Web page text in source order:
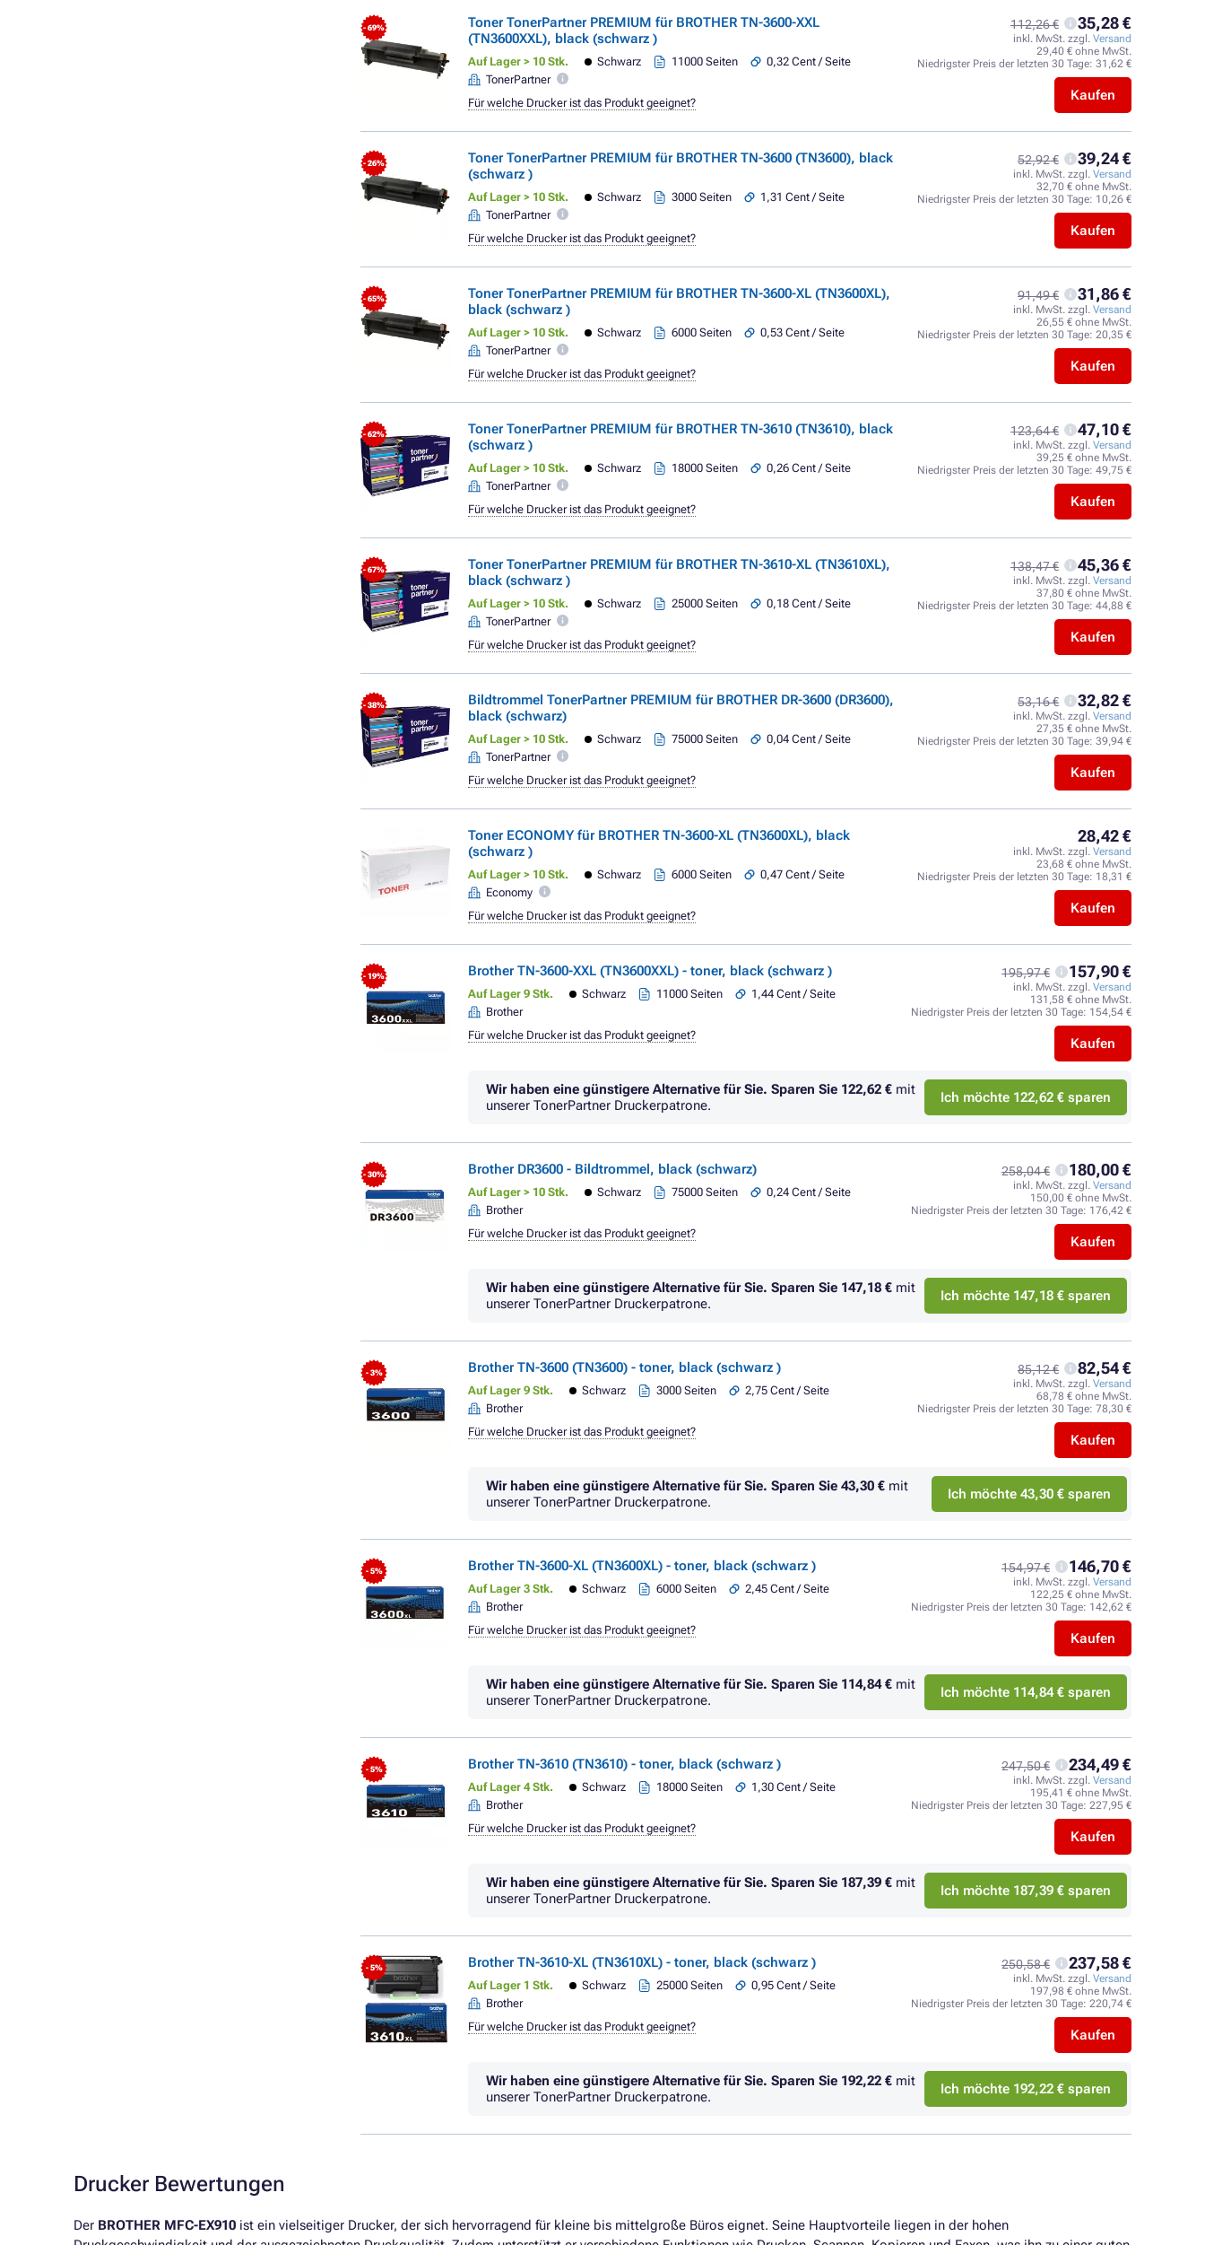
- 69%
Toner TonerPartner PREMIUM für BROTHER TN-3600-XXL
(TN3600XXL), black (schwarz )
Auf Lager > 10 Stk. Schwarz 11000 Seiten
0,32 Cent / Seite
TonerPartner
112,26 € 35,28 €
inkl. MwSt. zzgl. Versand
29,40 € ohne MwSt.
Niedrigster Preis der letzten 30 Tage: 31,62 €
Kaufen
Für welche Drucker ist das Produkt geeignet?
- 26%
Toner TonerPartner PREMIUM für BROTHER TN-3600 (TN3600), black
(schwarz )
Auf Lager > 10 Stk. Schwarz 3000 Seiten
1,31 Cent / Seite
TonerPartner
52,92 € 39,24 €
inkl. MwSt. zzgl. Versand
32,70 € ohne MwSt.
Niedrigster Preis der letzten 30 Tage: 10,26 €
Kaufen
Für welche Drucker ist das Produkt geeignet?
- 65%
Toner TonerPartner PREMIUM für BROTHER TN-3600-XL (TN3600XL),
black (schwarz )
Auf Lager > 10 Stk. Schwarz 6000 Seiten
0,53 Cent / Seite
TonerPartner
91,49 € 31,86 €
inkl. MwSt. zzgl. Versand
26,55 € ohne MwSt.
Niedrigster Preis der letzten 30 Tage: 20,35 €
Kaufen
Für welche Drucker ist das Produkt geeignet?
- 62%
Toner TonerPartner PREMIUM für BROTHER TN-3610 (TN3610), black
(schwarz )
Auf Lager > 10 Stk. Schwarz 18000 Seiten
0,26 Cent / Seite
TonerPartner
123,64 € 47,10 €
inkl. MwSt. zzgl. Versand
39,25 € ohne MwSt.
Niedrigster Preis der letzten 30 Tage: 49,75 €
Kaufen
Für welche Drucker ist das Produkt geeignet?
- 67%
Toner TonerPartner PREMIUM für BROTHER TN-3610-XL (TN3610XL),
black (schwarz )
Auf Lager > 10 Stk. Schwarz 25000 Seiten
0,18 Cent / Seite
TonerPartner
138,47 € 45,36 €
inkl. MwSt. zzgl. Versand
37,80 € ohne MwSt.
Niedrigster Preis der letzten 30 Tage: 44,88 €
Kaufen
Für welche Drucker ist das Produkt geeignet?
- 38%
Bildtrommel TonerPartner PREMIUM für BROTHER DR-3600 (DR3600),
black (schwarz)
Auf Lager > 10 Stk. Schwarz 75000 Seiten
0,04 Cent / Seite
TonerPartner
53,16 € 32,82 €
inkl. MwSt. zzgl. Versand
27,35 € ohne MwSt.
Niedrigster Preis der letzten 30 Tage: 39,94 €
Kaufen
Für welche Drucker ist das Produkt geeignet?
Toner ECONOMY für BROTHER TN-3600-XL (TN3600XL), black
(schwarz )
Auf Lager > 10 Stk. Schwarz 6000 Seiten
0,47 Cent / Seite
Economy
28,42 €
inkl. MwSt. zzgl. Versand
23,68 € ohne MwSt.
Niedrigster Preis der letzten 30 Tage: 18,31 €
Kaufen
Für welche Drucker ist das Produkt geeignet?
- 19% Brother TN-3600-XXL (TN3600XXL) - toner, black (schwarz )
Auf Lager 9 Stk. Schwarz 11000 Seiten
1,44 Cent / Seite
Brother
195,97 € 157,90 €
inkl. MwSt. zzgl. Versand
131,58 € ohne MwSt.
Niedrigster Preis der letzten 30 Tage: 154,54 €
Kaufen
Für welche Drucker ist das Produkt geeignet?
Wir haben eine günstigere Alternative für Sie. Sparen Sie 122,62 € mit
unserer TonerPartner Druckerpatrone.
Ich möchte 122,62 € sparen
- 30% Brother DR3600 - Bildtrommel, black (schwarz)
Auf Lager > 10 Stk. Schwarz 75000 Seiten
0,24 Cent / Seite
Brother
258,04 € 180,00 €
inkl. MwSt. zzgl. Versand
150,00 € ohne MwSt.
Niedrigster Preis der letzten 30 Tage: 176,42 €
Kaufen
Für welche Drucker ist das Produkt geeignet?
Wir haben eine günstigere Alternative für Sie. Sparen Sie 147,18 € mit
unserer TonerPartner Druckerpatrone.
Ich möchte 147,18 € sparen
- 3% Brother TN-3600 (TN3600) - toner, black (schwarz )
Auf Lager 9 Stk. Schwarz 3000 Seiten
2,75 Cent / Seite
Brother
85,12 € 82,54 €
inkl. MwSt. zzgl. Versand
68,78 € ohne MwSt.
Niedrigster Preis der letzten 30 Tage: 78,30 €
Kaufen
Für welche Drucker ist das Produkt geeignet?
Wir haben eine günstigere Alternative für Sie. Sparen Sie 43,30 € mit
unserer TonerPartner Druckerpatrone.
Ich möchte 43,30 € sparen
- 5% Brother TN-3600-XL (TN3600XL) - toner, black (schwarz )
Auf Lager 3 Stk. Schwarz 6000 Seiten
2,45 Cent / Seite
Brother
154,97 € 146,70 €
inkl. MwSt. zzgl. Versand
122,25 € ohne MwSt.
Niedrigster Preis der letzten 30 Tage: 142,62 €
Kaufen
Für welche Drucker ist das Produkt geeignet?
Wir haben eine günstigere Alternative für Sie. Sparen Sie 114,84 € mit
unserer TonerPartner Druckerpatrone.
Ich möchte 114,84 € sparen
- 5% Brother TN-3610 (TN3610) - toner, black (schwarz )
Auf Lager 4 Stk. Schwarz 18000 Seiten
1,30 Cent / Seite
Brother
247,50 € 234,49 €
inkl. MwSt. zzgl. Versand
195,41 € ohne MwSt.
Niedrigster Preis der letzten 30 Tage: 227,95 €
Kaufen
Für welche Drucker ist das Produkt geeignet?
Wir haben eine günstigere Alternative für Sie. Sparen Sie 187,39 € mit
unserer TonerPartner Druckerpatrone.
Ich möchte 187,39 € sparen
- 5% Brother TN-3610-XL (TN3610XL) - toner, black (schwarz )
Auf Lager 1 Stk. Schwarz 25000 Seiten
0,95 Cent / Seite
Brother
250,58 € 237,58 €
inkl. MwSt. zzgl. Versand
197,98 € ohne MwSt.
Niedrigster Preis der letzten 30 Tage: 220,74 €
Kaufen
Für welche Drucker ist das Produkt geeignet?
Wir haben eine günstigere Alternative für Sie. Sparen Sie 192,22 € mit
unserer TonerPartner Druckerpatrone.
Ich möchte 192,22 € sparen
Drucker Bewertungen
Der BROTHER MFC-EX910 ist ein vielseitiger Drucker, der sich hervorragend für kleine bis mittelgroße Büros eignet. Seine Hauptvorteile liegen in der hohen